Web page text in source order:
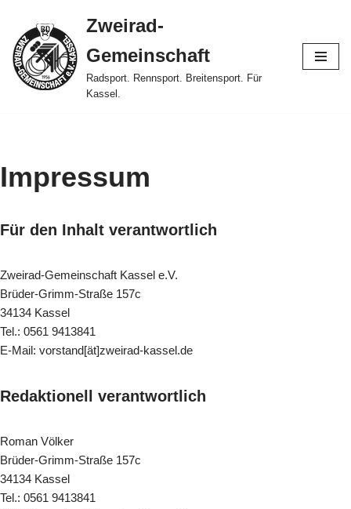
Zum
Inhalt
springen
Zweirad-
Gemeinschaft
Radsport. Rennsport. Breitensport. Für
Kassel.
Impressum
Für den Inhalt verantwortlich
Zweirad-Gemeinschaft Kassel e.V.
Brüder-Grimm-Straße 157c
34134 Kassel
Tel.: 0561 9413841
E-Mail: vorstand[ät]zweirad-kassel.de
Redaktionell verantwortlich
Roman Völker
Brüder-Grimm-Straße 157c
34134 Kassel
Tel.: 0561 9413841